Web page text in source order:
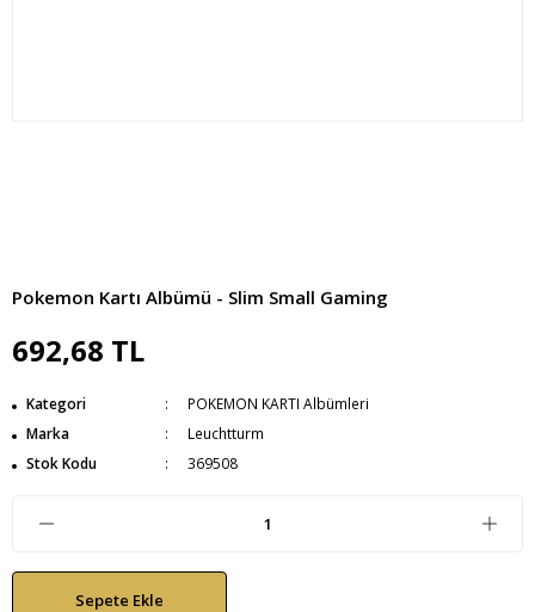
Pokemon Kartı Albümü - Slim Small Gaming
692,68 TL
Kategori
POKEMON KARTI Albümleri
Marka
Leuchtturm
Stok Kodu
369508
Sepete Ekle